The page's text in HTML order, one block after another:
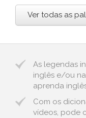
Ver todas as
As legendas
inglês e/ou
aprenda
Com os
vídeos, pode